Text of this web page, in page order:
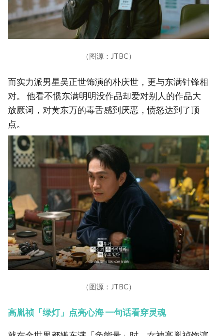
（图源：JTBC）
而实力派男星吴正世饰演的朴庆世，更与东满针锋相
对。 他看不惯东满明明没作品却爱对别人的作品大
放厥词，对黄东万的毒舌感到厌恶，愤怒达到了顶
点。
（图源：JTBC）
高胤祯「绿灯」点亮心海 一句话看穿灵魂